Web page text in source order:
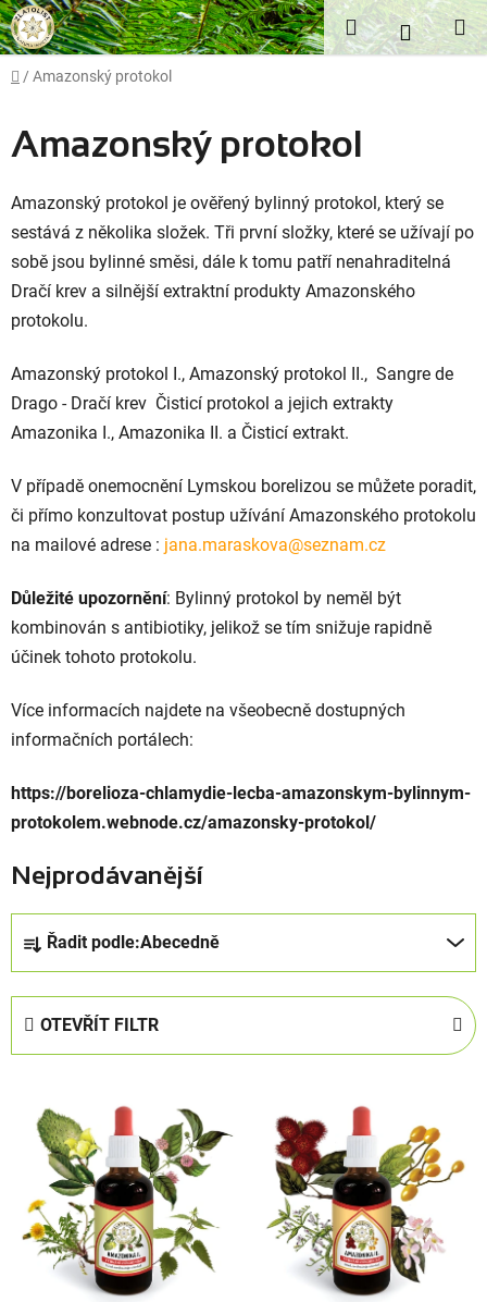
Přejít
na
obsah
Hledat
Domů
/ Amazonský protokol
Amazonský protokol
Amazonský protokol je ověřený bylinný protokol, který se
sestává z několika složek. Tři první složky, které se užívají po
sobě jsou bylinné směsi, dále k tomu patří nenahraditelná
Dračí krev a silnější extraktní produkty Amazonského
protokolu.
Amazonský protokol I., Amazonský protokol II., Sangre de
Drago - Dračí krev Čisticí protokol a jejich extrakty
Amazonika I., Amazonika II. a Čisticí extrakt.
V případě onemocnění Lymskou borelizou se můžete poradit,
či přímo konzultovat postup užívání Amazonského protokolu
na mailové adrese : jana.maraskova@seznam.cz
Důležité upozornění: Bylinný protokol by neměl být
kombinován s antibiotiky, jelikož se tím snižuje rapidně
účinek tohoto protokolu.
Více informacích najdete na všeobecně dostupných
informačních portálech:
https://borelioza-chlamydie-lecba-amazonskym-bylinnym-
protokolem.webnode.cz/amazonsky-protokol/
Nejprodávanější
k
Řadit podle:Abecedně
OTEVŘÍT FILTR
p